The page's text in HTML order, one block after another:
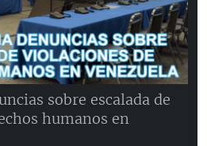
sobre escalada de
humanos en